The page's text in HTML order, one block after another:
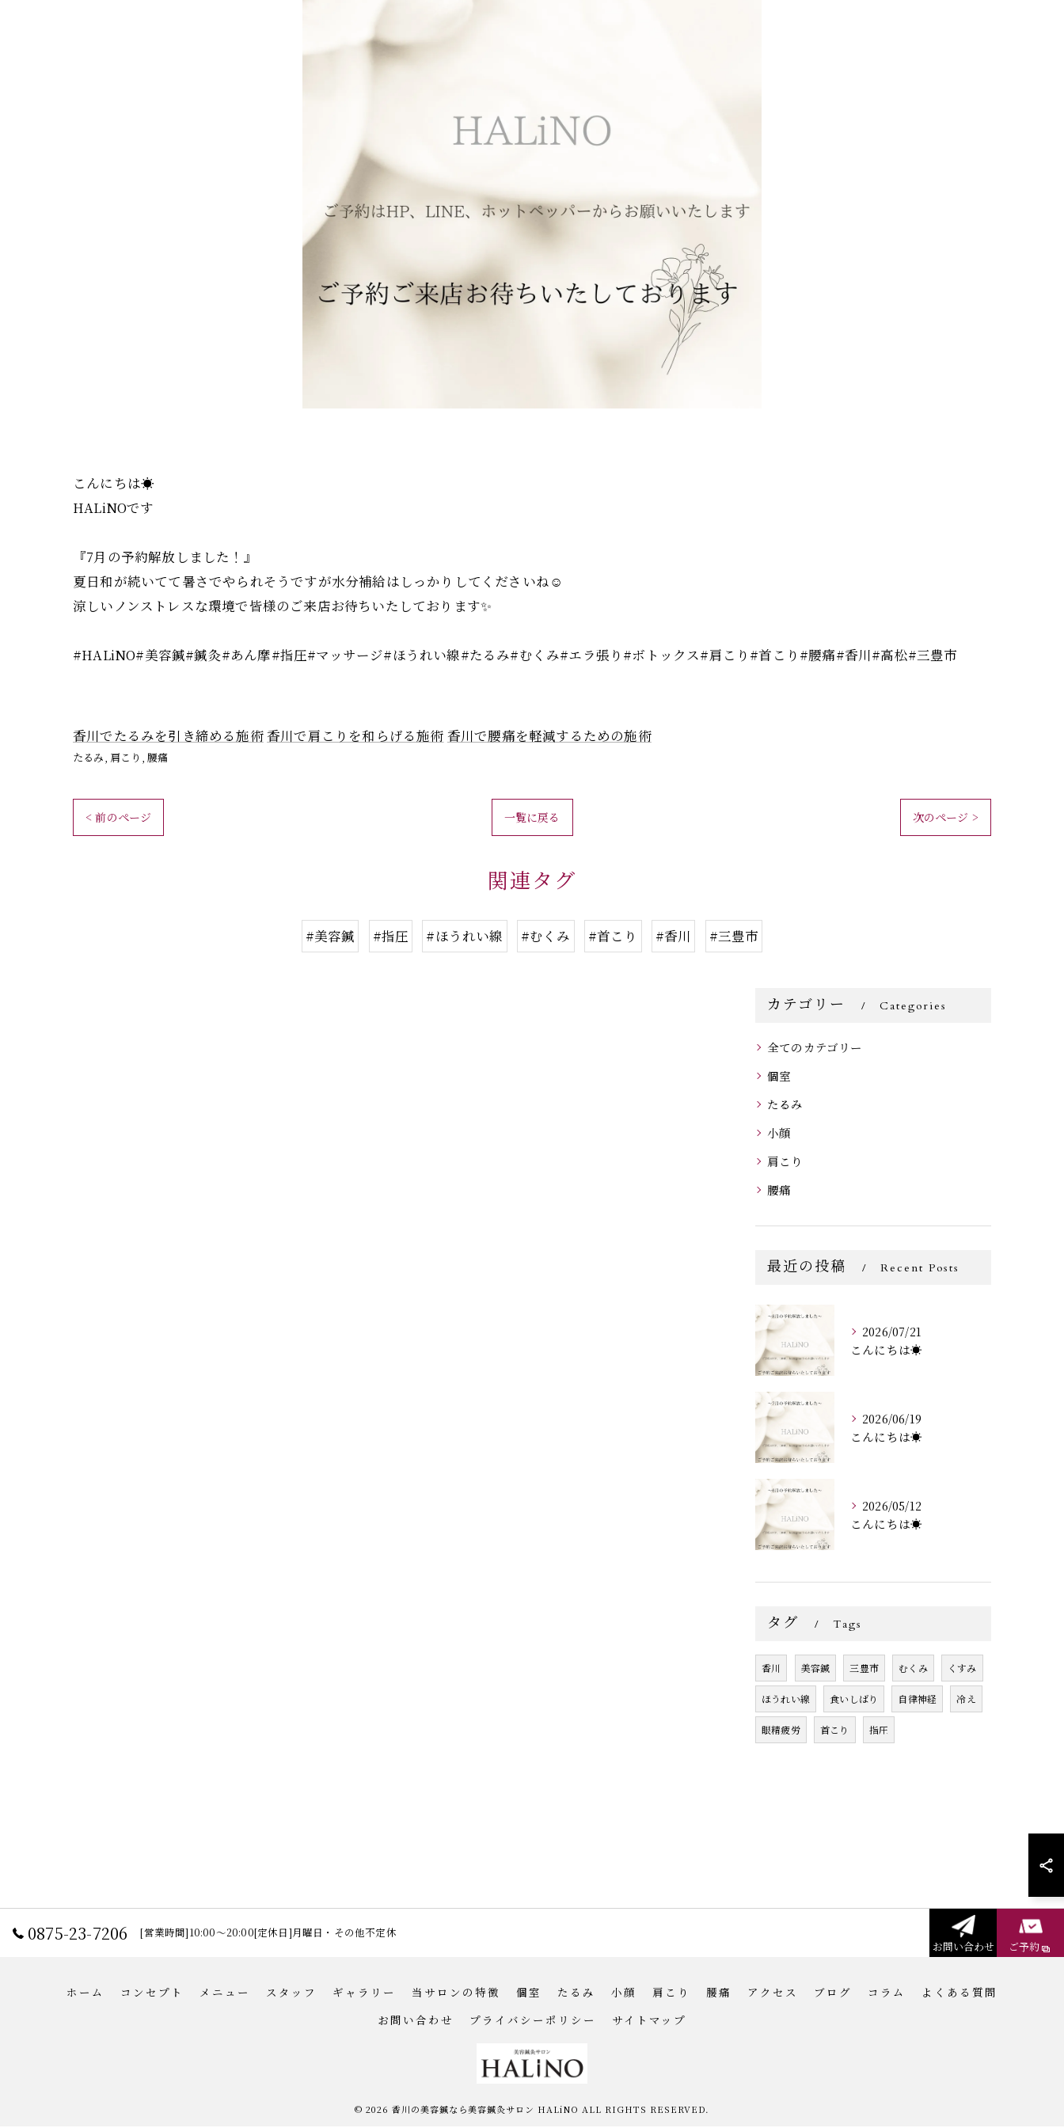
こんにちは☀️
HALiNOです
『7月の予約解放しました！』
夏日和が続いてて暑さでやられそうですが水分補給はしっかりしてくださいね☺️
涼しいノンストレスな環境で皆様のご来店お待ちいたしております✨
#HALiNO#美容鍼#鍼灸#あん摩#指圧#マッサージ#ほうれい線#たるみ#むくみ#エラ張り#ボトックス#肩こり#首こり#腰痛#香川#高松#三豊市
香川でたるみを引き締める施術香川で肩こりを和らげる施術 香川で腰痛を軽減するための施術
たるみ 肩こり 腰痛
< 前のページ 一覧に戻る 次のページ >
関連タグ
#美容鍼 #指圧 #ほうれい線 #むくみ #首こり #香川 #三豊市
カテゴリー Categories
全てのカテゴリー
個室
たるみ
小顔
肩こり
腰痛
最近の投稿 Recent Posts
2026/07/21
こんにちは☀️
2026/06/19
こんにちは☀️
2026/05/12
こんにちは☀️
タグ Tags
香川 美容鍼 三豊市 むくみ くすみ
ほうれい線 食いしばり 自律神経 冷え
眼精疲労 首こり 指圧
0875-23-7206
[営業時間]10:00～20:00[定休日]月曜日・その他不定休
お問い合わせ
ご予約
ホーム コンセプト メニュー スタッフ ギャラリー 当サロンの特徴 個室 たるみ 小顔 肩こり 腰痛 アクセス ブログ コラム
よくある質問
お問い合わせ
プライバシーポリシー サイトマップ
© 2026 香川の美容鍼なら美容鍼灸サロン HALiNO ALL RIGHTS RESERVED.